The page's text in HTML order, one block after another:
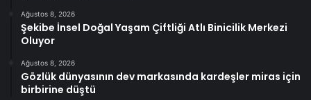
Ağustos 8, 2026
Şekibe İnsel Doğal Yaşam Çiftliği Atlı Binicilik Merkezi
Oluyor
Ağustos 8, 2026
Gözlük dünyasının dev markasında kardeşler miras için
birbirine düştü